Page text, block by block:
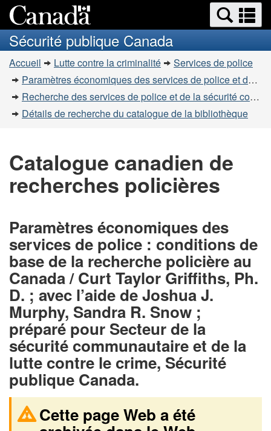
au
contenu
principal
à
la
version
HTML
simplifiée
Recherche
et
menus
et
Sécurité publique Canada
Vous
êtes
ici
Accueil Lutte contre la criminalité
Services de police
Paramètres économiques des services de police et de la sécurité communautaire
Recherche des services de police et de la sécurité communautaire
Détails de recherche du catalogue de la bibliothèque
Catalogue canadien de
recherches policières
Paramètres économiques des
services de police : conditions de
base de la recherche policière au
Canada / Curt Taylor Griffiths, Ph.
D. ; avec l’aide de Joshua J.
Murphy, Sandra R. Snow ;
préparé pour Secteur de la
sécurité communautaire et de la
lutte contre le crime, Sécurité
publique Canada.
Cette page Web a été